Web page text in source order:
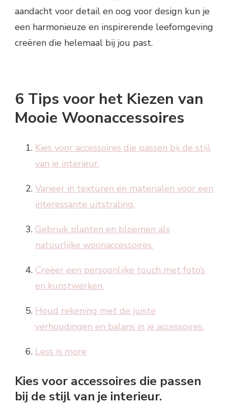
aandacht voor detail en oog voor design kun je
een harmonieuze en inspirerende leefomgeving
creëren die helemaal bij jou past.
6 Tips voor het Kiezen van
Mooie Woonaccessoires
Kies voor accessoires die passen bij de stijl
van je interieur.
Varieer in texturen en materialen voor een
interessante uitstraling.
Gebruik planten en bloemen als
natuurlijke woonaccessoires.
Creëer een persoonlijke touch met foto’s
en kunstwerken.
Houd rekening met de juiste
verhoudingen en balans in je accessoires.
Less is more
Kies voor accessoires die passen
bij de stijl van je interieur.